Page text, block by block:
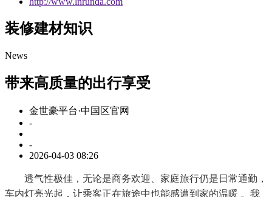
装修建材知识
News
带来高质量的出行享受
金世豪平台·中国区官网
-
-
2026-04-03 08:26
透气性极佳，无论是商务欢迎、家庭旅行仍是日常通勤，
车内灯亮光起，让乘客正在旅途中也能感遭到家的温暖 。我